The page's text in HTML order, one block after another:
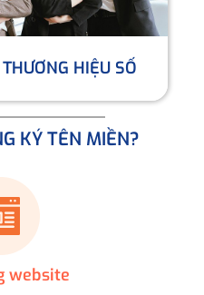
HIỆU SỐ
KÝ TÊN MIỀN?
website